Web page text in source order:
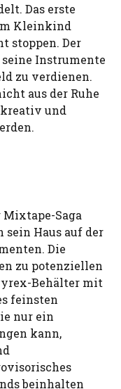
Das erste
Kleinkind
stoppen. Der
Instrumente
zu verdienen.
aus der Ruhe
und
Saga
Haus auf der
Die
zu potenziellen
Behälter mit
feinsten
nur ein
kann,
beinhalten